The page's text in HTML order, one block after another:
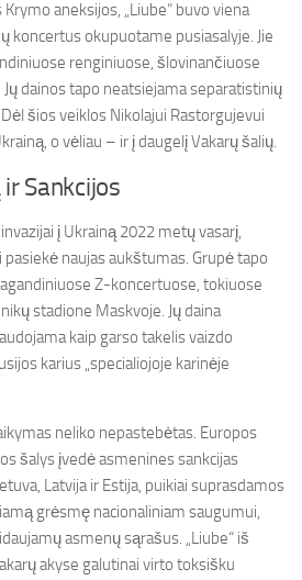
aneksijos, „Liube“ buvo viena
koncertus okupuotame pusiasalyje. Jie
renginiuose, šlovinančiuose
dainos tapo neatsiejama separatistinių
šios veiklos Nikolajui Rastorgujevui
o vėliau – ir į daugelį Vakarų šalių.
Sankcijos
į Ukrainą 2022 metų vasarį,
pasiekė naujas aukštumas. Grupė tapo
Z-koncertuose, tokiuose
stadione Maskvoje. Jų daina
kaip garso takelis vaizdo
karius „specialiojoje karinėje
neliko nepastebėtas. Europos
šalys įvedė asmenines sankcijas
Latvija ir Estija, puikiai suprasdamos
grėsmę nacionaliniam saugumui,
asmenų sąrašus. „Liube“ iš
akyse galutinai virto toksišku